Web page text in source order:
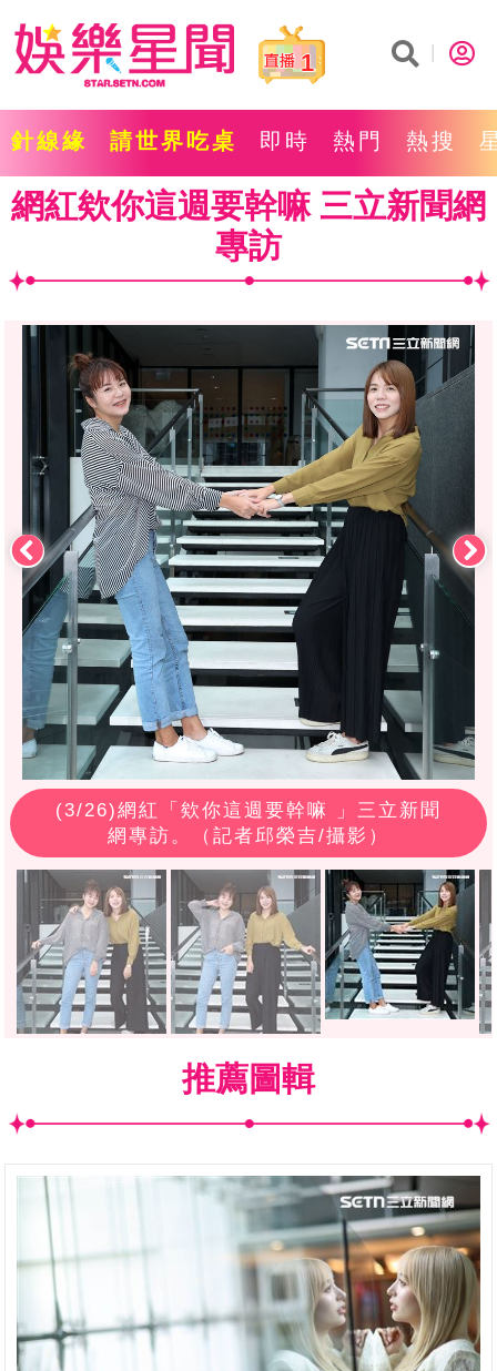
1
針線緣 請世界吃桌 即時 熱門 熱搜
網紅欸你這週要幹嘛 三立新聞網
專訪
(3/26)網紅「欸你這週要幹嘛 」三立新聞
網專訪。（記者邱榮吉/攝影）
推薦圖輯